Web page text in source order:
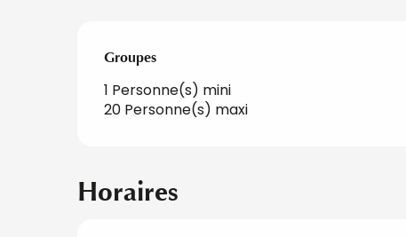
Groupes
Groupes
1 Personne(s) mini
20 Personne(s) maxi
Horaires